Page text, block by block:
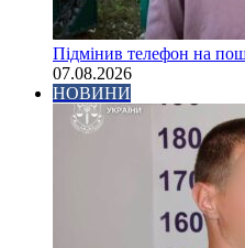
Підмінив телефон на
07.08.2026
НОВИНИ